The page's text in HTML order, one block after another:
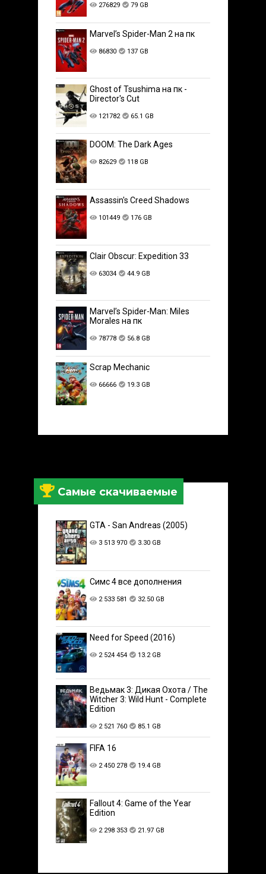
276829 79 GB
Marvel’s Spider-Man 2 на пк
86830 137 GB
Ghost of Tsushima на пк -
Director's Cut
121782 65.1 GB
DOOM: The Dark Ages
82629 118 GB
Assassin's Creed Shadows
101449 176 GB
Clair Obscur: Expedition 33
63034 44.9 GB
Marvel’s Spider-Man: Miles
Morales на пк
78778 56.8 GB
Scrap Mechanic
66666 19.3 GB
Самые скачиваемые
GTA - San Andreas (2005)
3 513 970 3.30 GB
Симс 4 все дополнения
2 533 581 32.50 GB
Need for Speed (2016)
2 524 454 13.2 GB
Ведьмак 3: Дикая Охота / The
Witcher 3: Wild Hunt - Complete
Edition
2 521 760 85.1 GB
FIFA 16
2 450 278 19.4 GB
Fallout 4: Game of the Year
Edition
2 298 353 21.97 GB